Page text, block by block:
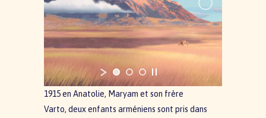
1915 en Anatolie, Maryam et son frère
Varto, deux enfants arméniens sont pris dans